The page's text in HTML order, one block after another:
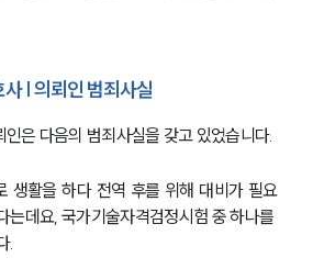
| 의뢰인 범죄사실
은 다음의 범죄사실을 갖고 있었습니다.
생활을 하다 전역 후를 위해 대비가 필요
는데요, 국가기술자격검정시험 중 하나를
.